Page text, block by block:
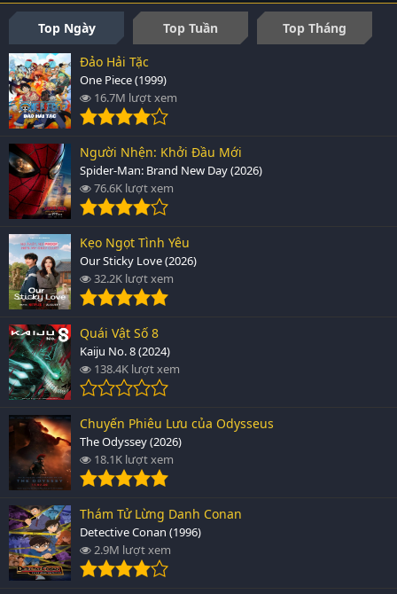
Top Ngày Top Tuần
Top Tháng
Đảo Hải Tặc
One Piece (1999)
16.7M lượt xem
Người Nhện: Khởi Đầu Mới
Spider-Man: Brand New Day (2026)
76.6K lượt xem
Kẹo Ngọt Tình Yêu
Our Sticky Love (2026)
32.2K lượt xem
Quái Vật Số 8
Kaiju No. 8 (2024)
138.4K lượt xem
Chuyến Phiêu Lưu của Odysseus
The Odyssey (2026)
18.1K lượt xem
Thám Tử Lừng Danh Conan
Detective Conan (1996)
2.9M lượt xem